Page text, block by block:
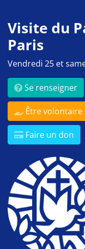
Visite du
Paris
Vendredi 25 et
Se renseigner
Être volontaire
Faire un don